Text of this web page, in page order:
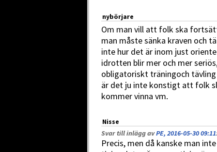
nybörjare
Om man vill att folk ska
man måste sänka kraven och
inte hur det är inom just
idrotten blir mer och mer
obligatoriskt träningoch
är det ju inte konstigt att folk
kommer vinna vm.
Nisse
Svar till inlägg avPE, 2016-05-30 09:11
Precis, men då kanske man